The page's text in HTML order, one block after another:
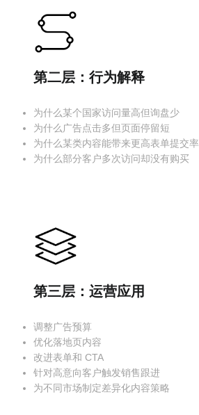
第二层：行为解释
为什么某个国家访问量高但询盘少
为什么广告点击多但页面停留短
为什么某类内容能带来更高表单提交率
为什么部分客户多次访问却没有购买
第三层：运营应用
调整广告预算
优化落地页内容
改进表单和 CTA
针对高意向客户触发销售跟进
为不同市场制定差异化内容策略